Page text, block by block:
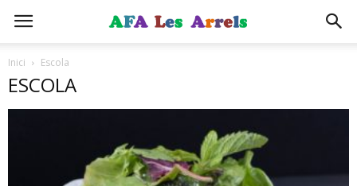
Inici Escola
ESCOLA